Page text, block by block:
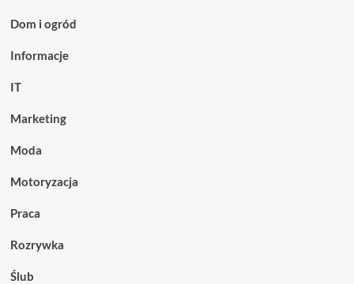
Dom i ogród
Informacje
IT
Marketing
Moda
Motoryzacja
Praca
Rozrywka
Ślub